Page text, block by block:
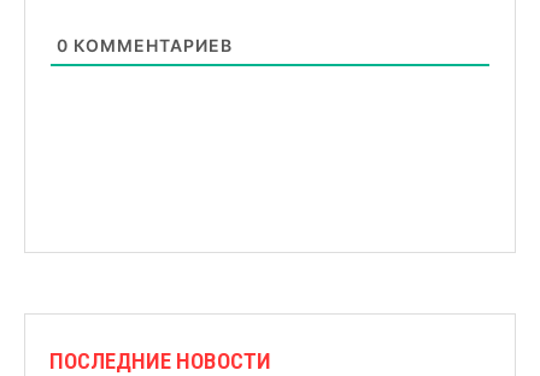
0 КОММЕНТАРИЕВ
ПОСЛЕДНИЕ НОВОСТИ